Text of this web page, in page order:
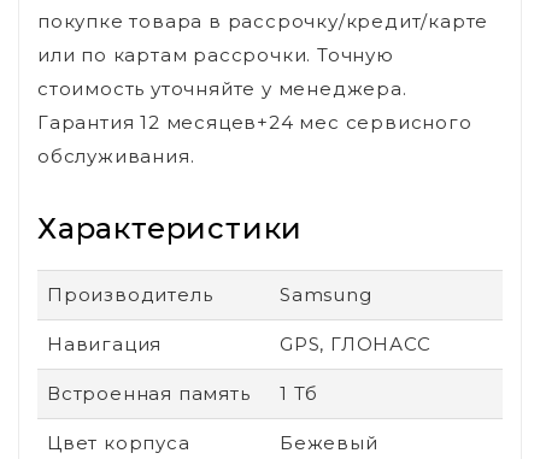
покупке товара в рассрочку/кредит/карте
или по картам рассрочки. Точную
стоимость уточняйте у менеджера.
Гарантия 12 месяцев+24 мес сервисного
обслуживания.
Характеристики
Производитель Samsung
Навигация GPS, ГЛОНАСС
Встроенная память 1 Тб
Цвет корпуса Бежевый